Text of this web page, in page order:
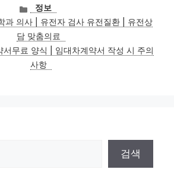
카
테
고
리
정보
과 의사 | 유전자 검사 유전질환 | 유전상
담 맞춤의료
서무료 양식 | 임대차계약서 작성 시 주의
사항
검색